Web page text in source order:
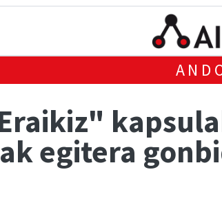
egitera